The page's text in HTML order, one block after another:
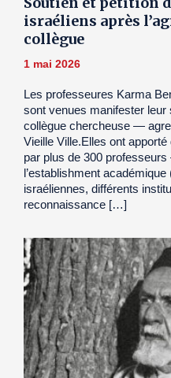
israéliens après
collègue
1 mai 2026
Les professeures Karma
sont venues manifester
collègue chercheuse —
Vieille Ville.Elles ont
par plus de 300
l’establishment
israéliennes, différents
reconnaissance […]